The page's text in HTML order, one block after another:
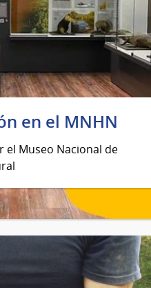
en el MNHN
el Museo Nacional de